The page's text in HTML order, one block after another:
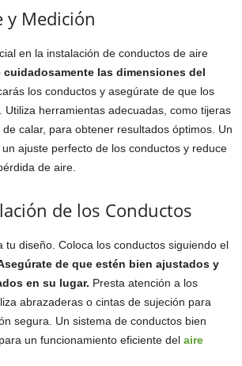
y Medición
en la instalación de conductos de aire
cuidadosamente las dimensiones del
los conductos y asegúrate de que los
Utiliza herramientas adecuadas, como tijeras
calar, para obtener resultados óptimos. Un
ajuste perfecto de los conductos y reduce
de aire.
de los Conductos
tu diseño. Coloca los conductos siguiendo el
de que estén bien ajustados y
en su lugar. Presta atención a los
abrazaderas o cintas de sujeción para
segura. Un sistema de conductos bien
un funcionamiento eficiente del aire